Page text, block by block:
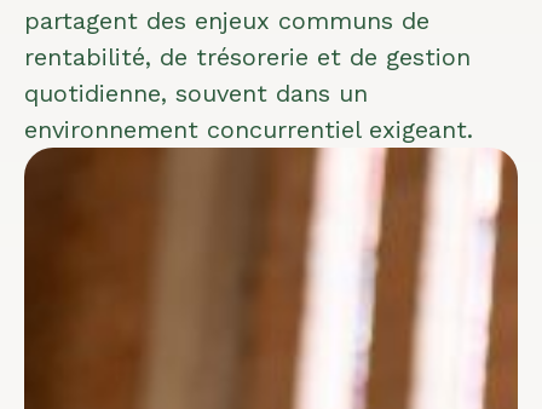
partagent des enjeux communs de
rentabilité, de trésorerie et de gestion
quotidienne, souvent dans un
environnement concurrentiel exigeant.